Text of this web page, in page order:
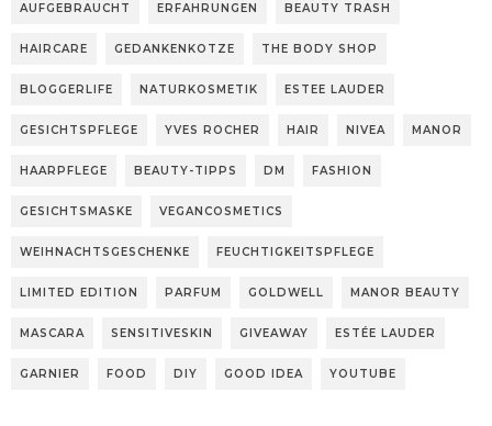
AUFGEBRAUCHT ERFAHRUNGEN BEAUTY TRASH
HAIRCARE GEDANKENKOTZE THE BODY SHOP
BLOGGERLIFE NATURKOSMETIK ESTEE LAUDER
GESICHTSPFLEGE YVES ROCHER HAIR NIVEA MANOR
HAARPFLEGE BEAUTY-TIPPS DM FASHION
GESICHTSMASKE VEGANCOSMETICS
WEIHNACHTSGESCHENKE FEUCHTIGKEITSPFLEGE
LIMITED EDITION PARFUM GOLDWELL MANOR BEAUTY
MASCARA SENSITIVESKIN GIVEAWAY ESTÉE LAUDER
GARNIER FOOD DIY GOOD IDEA YOUTUBE